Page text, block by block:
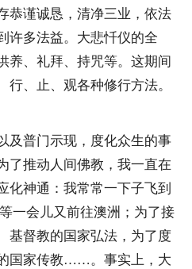
恭谨诚恳，清净三业，依法
许多法益。大悲忏仪的全
养、礼拜、持咒等。这期间
、止、观各种修行方法。
及普门示现，度化众生的事
了推动人间佛教，我一直在
化神通：我常常一下子飞到
一会儿又前往澳洲；为了接
基督教的国家弘法，为了度
国家传教……。事实上，大